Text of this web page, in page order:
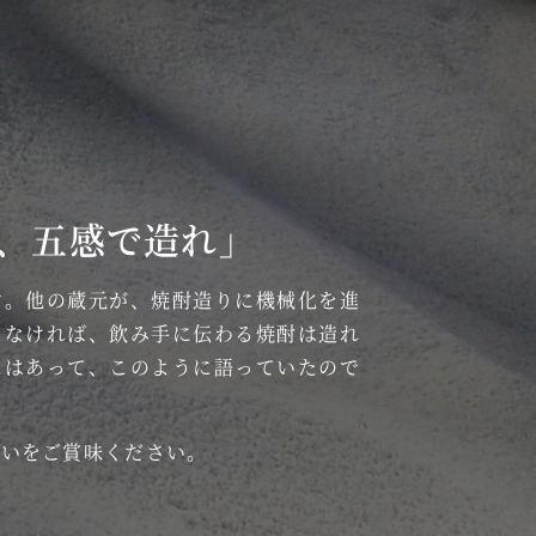
五感で造れ」
他の蔵元が、焼酎造りに機械化を進
ければ、飲み手に伝わる焼酎は造れ
あって、このように語っていたので
をご賞味ください。